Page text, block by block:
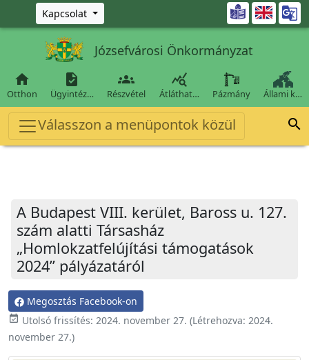
Ugrás a fő tartalomra
Kapcsolat 
Józsefvárosi Önkormányzat

Otthon

Ügyintéz…

Részvétel

Átláthat… Pázmány Állami k…
Válasszon a menüpontok közül 
A Budapest VIII. kerület, Baross u. 127.
szám alatti Társasház
„Homlokzatfelújítási támogatások
2024” pályázatáról
Megosztás Facebook-on
event_available Utolsó frissítés: 2024. november 27. (Létrehozva: 2024.
november 27.)